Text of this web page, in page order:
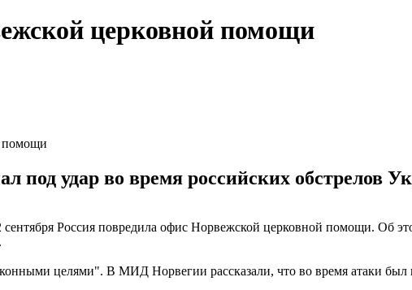
церковной помощи
помощи
удар во время российских обстрелов
Россия повредила офис Норвежской церковной помощи. Об
целями". В МИД Норвегии рассказали, что во время атаки